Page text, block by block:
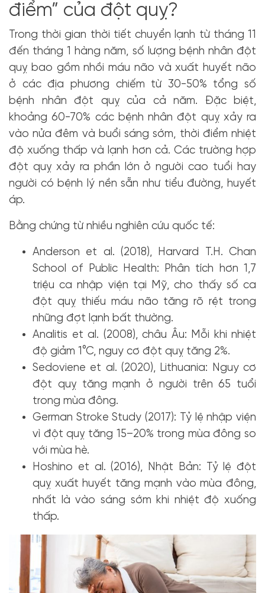
điểm” của đột quỵ?
Trong thời gian thời tiết chuyển lạnh từ tháng 11
đến tháng 1 hàng năm, số lượng bệnh nhân đột
quỵ bao gồm nhồi máu não và xuất huyết não
ở các địa phương chiếm từ 30-50% tổng số
bệnh nhân đột quỵ của cả năm. Đặc biệt,
khoảng 60-70% các bệnh nhân đột quỵ xảy ra
vào nửa đêm và buổi sáng sớm, thời điểm nhiệt
độ xuống thấp và lạnh hơn cả. Các trường hợp
đột quỵ xảy ra phần lớn ở người cao tuổi hay
người có bệnh lý nền sẵn như tiểu đường, huyết
áp.
Bằng chứng từ nhiều nghiên cứu quốc tế:
Anderson et al. (2018), Harvard T.H. Chan
School of Public Health: Phân tích hơn 1,7
triệu ca nhập viện tại Mỹ, cho thấy số ca
đột quỵ thiếu máu não tăng rõ rệt trong
những đợt lạnh bất thường.
Analitis et al. (2008), châu Âu: Mỗi khi nhiệt
độ giảm 1°C, nguy cơ đột quỵ tăng 2%.
Sedoviene et al. (2020), Lithuania: Nguy cơ
đột quỵ tăng mạnh ở người trên 65 tuổi
trong mùa đông.
German Stroke Study (2017): Tỷ lệ nhập viện
vì đột quỵ tăng 15–20% trong mùa đông so
với mùa hè.
Hoshino et al. (2016), Nhật Bản: Tỷ lệ đột
quỵ xuất huyết tăng mạnh vào mùa đông,
nhất là vào sáng sớm khi nhiệt độ xuống
thấp.